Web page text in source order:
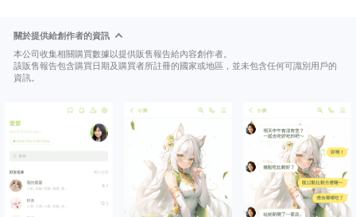
關於提供給創作者的資訊
本公司收集相關購買數據以提供販售報告給內容創作者。
該販售報告包含購買日期及購買者所註冊的國家或地區，並未包含任何可識別用戶的
資訊。